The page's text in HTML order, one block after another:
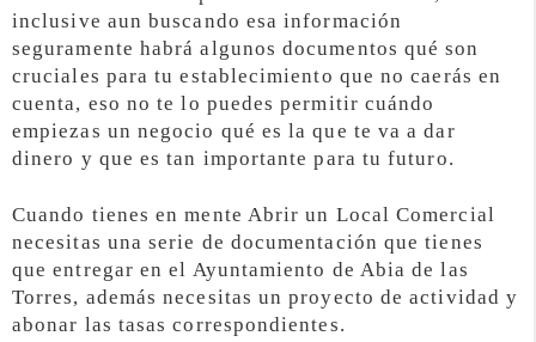
inclusive aun buscando esa información
seguramente habrá algunos documentos qué son
cruciales para tu establecimiento que no caerás en
cuenta, eso no te lo puedes permitir cuándo
empiezas un negocio qué es la que te va a dar
dinero y que es tan importante para tu futuro.
Cuando tienes en mente Abrir un Local Comercial
necesitas una serie de documentación que tienes
que entregar en el Ayuntamiento de Abia de las
Torres, además necesitas un proyecto de actividad y
abonar las tasas correspondientes.